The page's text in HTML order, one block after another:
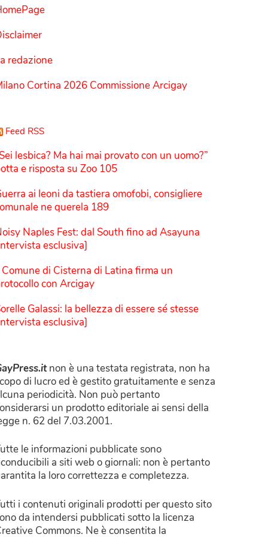
redazione
Cortina 2026 Commissione Arcigay
Feed RSS
lesbica? Ma hai mai provato con un uomo?”
e risposta su Zoo 105
ai leoni da tastiera omofobi, consigliere
ne querela 189
Naples Fest: dal South fino ad Asayuna
esclusiva]
Comune di Cisterna di Latina firma un
con Arcigay
Galassi: la bellezza di essere sé stesse
esclusiva]
non è una testata registrata, non ha
di lucro ed è gestito gratuitamente e senza
periodicità. Non può pertanto
un prodotto editoriale ai sensi della
n. 62 del 7.03.2001.
le informazioni pubblicate sono
a siti web o giornali: non è pertanto
la loro correttezza e completezza.
i contenuti originali prodotti per questo sito
da intendersi pubblicati sotto la licenza
Commons. Ne è consentita la